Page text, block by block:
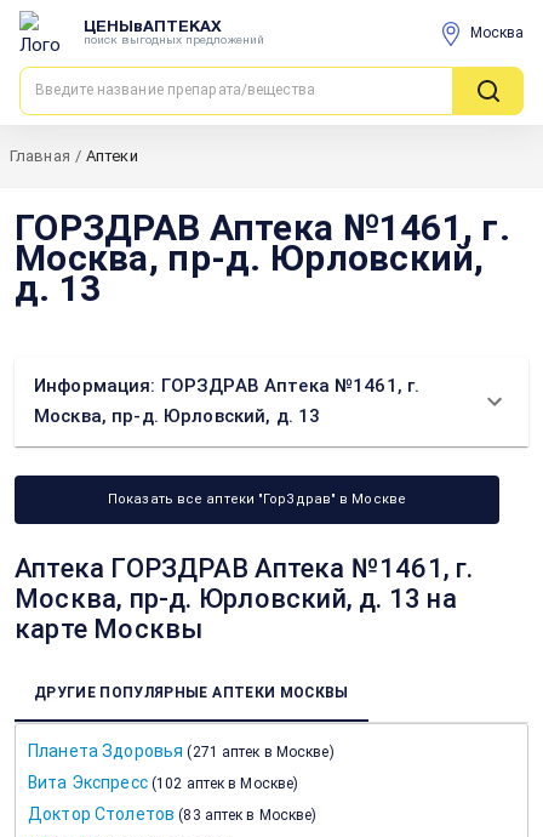
ЦЕНЫвАПТЕКАХ
поиск выгодных предложений Москва
Главная / Аптеки
ГОРЗДРАВ Аптека №1461, г.
Москва, пр-д. Юрловский,
д. 13
Информация: ГОРЗДРАВ Аптека №1461, г.
Москва, пр-д. Юрловский, д. 13
Показать все аптеки "ГорЗдрав" в Москве
Аптека ГОРЗДРАВ Аптека №1461, г.
Москва, пр-д. Юрловский, д. 13 на
карте Москвы
ДРУГИЕ ПОПУЛЯРНЫЕ АПТЕКИ МОСКВЫ
Планета Здоровья (271 аптек в Москве)
Вита Экспресс (102 аптек в Москве)
Доктор Столетов (83 аптек в Москве)